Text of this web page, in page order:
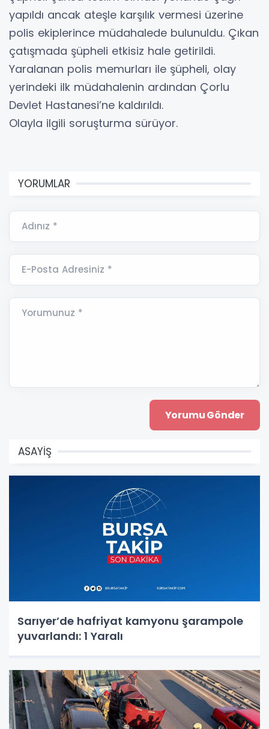
yapıldı ancak ateşle karşılık vermesi üzerine
polis ekiplerince müdahalede bulunuldu. Çıkan
çatışmada şüpheli etkisiz hale getirildi.
Yaralanan polis memurları ile şüpheli, olay
yerindeki ilk müdahalenin ardından Çorlu
Devlet Hastanesi’ne kaldırıldı.
Olayla ilgili soruşturma sürüyor.
YORUMLAR
Adınız *
E-Posta Adresiniz *
Yorumunuz *
ASAYİŞ
Sarıyer’de hafriyat kamyonu şarampole
yuvarlandı: 1 Yaralı